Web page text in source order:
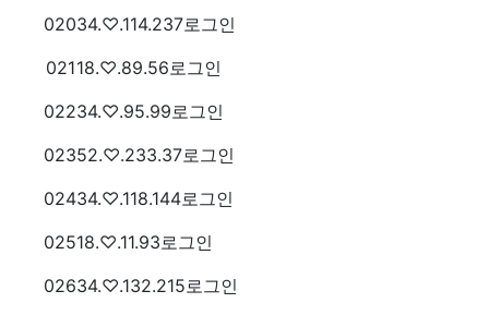
번호
020접속자
34.♡.114.237로그인
번호
021접속자
18.♡.89.56 로그인
번호
022접속자
34.♡.95.99 로그인
번호
023접속자
52.♡.233.37로그인
번호
024접속자
34.♡.118.144로그인
번호
025접속자
18.♡.11.93 로그인
번호
026접속자
34.♡.132.215 로그인